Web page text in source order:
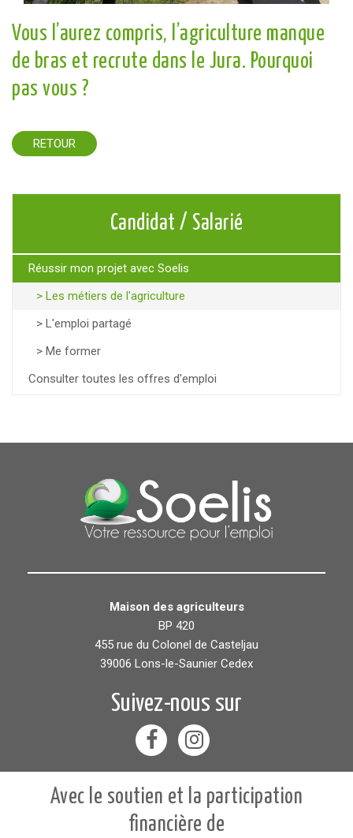
Vous l’aurez compris, l’agriculture manque
de bras et recrute dans le Jura. Pourquoi
pas vous ?
RETOUR
Candidat / Salarié
Réussir mon projet avec Soelis
Les métiers de l'agriculture
L'emploi partagé
Me former
Consulter toutes les offres d'emploi
Maison des agriculteurs
BP 420
455 rue du Colonel de Casteljau
39006 Lons-le-Saunier Cedex
Suivez-nous sur
Avec le soutien et la participation
financière de